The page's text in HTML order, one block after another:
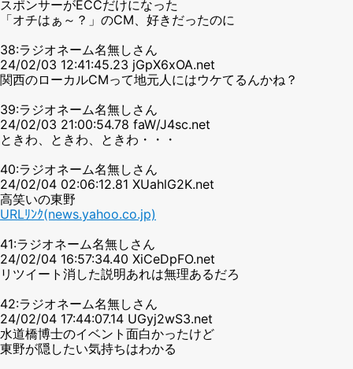
スポンサーがECCだけになった
「オチはぁ～？」のCM、好きだったのに
38:ラジオネーム名無しさん
24/02/03 12:41:45.23 jGpX6xOA.net
関西のローカルCMって地元人にはウケてるんかね？
39:ラジオネーム名無しさん
24/02/03 21:00:54.78 faW/J4sc.net
ときわ、ときわ、ときわ・・・
40:ラジオネーム名無しさん
24/02/04 02:06:12.81 XUahlG2K.net
高笑いの東野
URLﾘﾝｸ(news.yahoo.co.jp)
41:ラジオネーム名無しさん
24/02/04 16:57:34.40 XiCeDpFO.net
リツイート消した説明あれは無理あるだろ
42:ラジオネーム名無しさん
24/02/04 17:44:07.14 UGyj2wS3.net
水道橋博士のイベント面白かったけど
東野が隠したい気持ちはわかる